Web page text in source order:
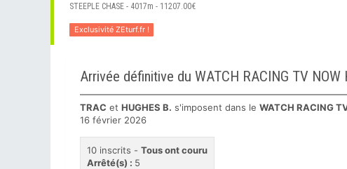
STEEPLE CHASE - 4017m - 11207.00€
Exclusivité ZEturf.fr !
Arrivée définitive du WATCH RACING TV NOW
TRAC et HUGHES B. s'imposent dans le WATCH RACING
16 février 2026
10 inscrits - Tous ont couru
Arrêté(s) : 5